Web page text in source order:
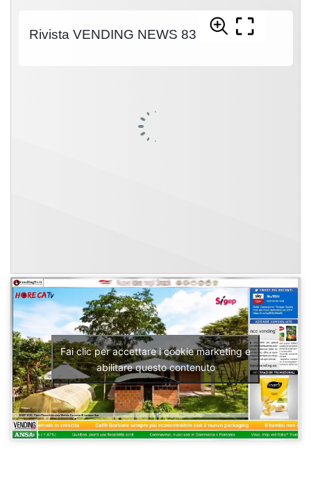
Fai clic per accettare i cookie marketing e
abilitare questo contenuto